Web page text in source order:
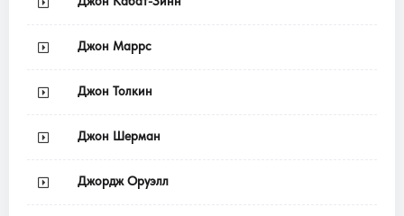
Джон Маррс
Джон Толкин
Джон Шерман
Джордж Оруэлл